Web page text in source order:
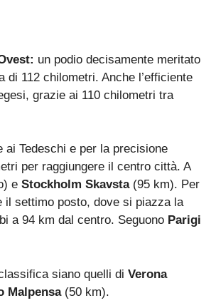
un podio decisamente meritato
112 chilometri. Anche l’efficiente
grazie ai 110 chilometri tra
ai Tedeschi e per la precisione
per raggiungere il centro città. A
e Stockholm Skavsta (95 km). Per
il settimo posto, dove si piazza la
a 94 km dal centro. Seguono Parigi
siano quelli di Verona
Malpensa (50 km).